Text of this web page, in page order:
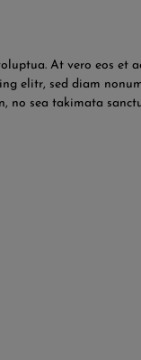
At vero eos et
elitr, sed diam
no sea takimata